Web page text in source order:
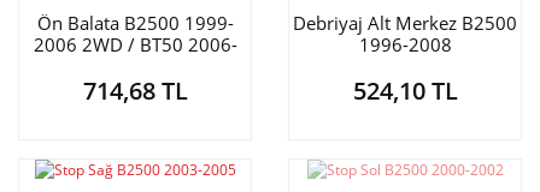
Ön Balata B2500 1999-
2006 2WD / BT50 2006-
1999-2011 2WD
714,68 TL
Debriyaj Alt Merkez B2500
1996-2008
524,10 TL